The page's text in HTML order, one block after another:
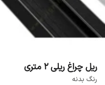
ریل چراغ ریلی 2 متری
رنگ بدنه